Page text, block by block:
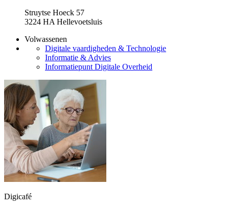
Struytse Hoeck 57
3224 HA Hellevoetsluis
Volwassenen
Digitale vaardigheden & Technologie
Informatie & Advies
Informatiepunt Digitale Overheid
Digicafé